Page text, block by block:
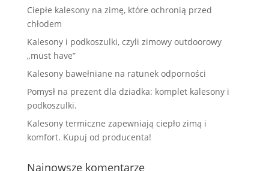
Ciepłe kalesony na zimę, które ochronią przed
chłodem
Kalesony i podkoszulki, czyli zimowy outdoorowy
„must have”
Kalesony bawełniane na ratunek odporności
Pomysł na prezent dla dziadka: komplet kalesony i
podkoszulki.
Kalesony termiczne zapewniają ciepło zimą i
komfort. Kupuj od producenta!
Najnowsze komentarze